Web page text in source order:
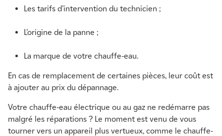
Les tarifs d’intervention du technicien ;
L’origine de la panne ;
La marque de votre chauffe-eau.
En cas de remplacement de certaines pièces, leur coût est
à ajouter au prix du dépannage.
Votre chauffe-eau électrique ou au gaz ne redémarre pas
malgré les réparations ? Le moment est venu de vous
tourner vers un appareil plus vertueux, comme le chauffe-